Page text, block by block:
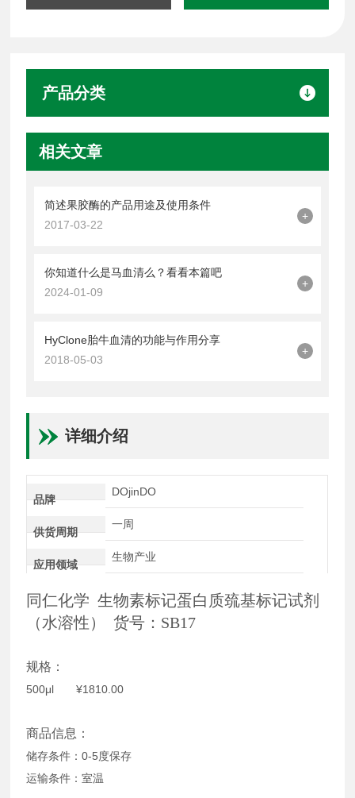
产品分类
相关文章
简述果胶酶的产品用途及使用条件
2017-03-22
+
你知道什么是马血清么？看看本篇吧
2024-01-09
+
HyClone胎牛血清的功能与作用分享
2018-05-03
+
详细介绍
品牌
DOjinDO
供货周期
一周
应用领域
生物产业
同仁化学 生物素标记蛋白质巯基标记试剂
（水溶性） 货号：SB17
规格：
500μl ¥1810.00
商品信息：
储存条件：0-5度保存
运输条件：室温